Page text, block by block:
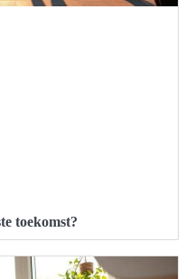
toekomst?